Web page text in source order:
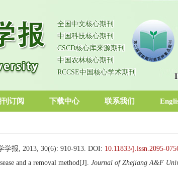
全国中文核心期刊
中国科技核心期刊
CSCD核心库来源期刊
中国农林核心期刊
RCCSE中国核心学术期刊
订阅 下载中心 联系我们
报, 2013, 30(6): 910-913. DOI: 10.11833/j.issn.2095-
and a removal method[J]. Journal of Zhejiang A&F